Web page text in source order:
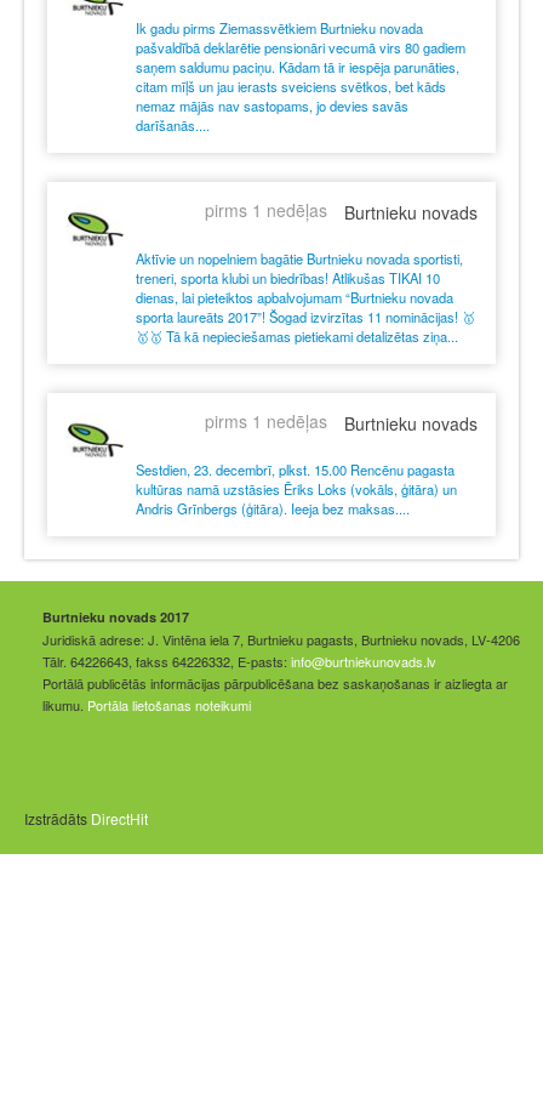
Ik gadu pirms Ziemassvētkiem Burtnieku novada
pašvaldībā deklarētie pensionāri vecumā virs 80 gadiem
saņem saldumu paciņu. Kādam tā ir iespēja parunāties,
citam mīļš un jau ierasts sveiciens svētkos, bet kāds
nemaz mājās nav sastopams, jo devies savās
darīšanās....
Burtnieku novads
pirms 1 nedēļas
Aktīvie un nopelniem bagātie Burtnieku novada sportisti,
treneri, sporta klubi un biedrības! Atlikušas TIKAI 10
dienas, lai pieteiktos apbalvojumam “Burtnieku novada
sporta laureāts 2017”! Šogad izvirzītas 11 nominācijas! 🥇
🥇🥇 Tā kā nepieciešamas pietiekami detalizētas ziņa...
Burtnieku novads
pirms 1 nedēļas
Sestdien, 23. decembrī, plkst. 15.00 Rencēnu pagasta
kultūras namā uzstāsies Ēriks Loks (vokāls, ģitāra) un
Andris Grīnbergs (ģitāra). Ieeja bez maksas....
Burtnieku novads 2017
Juridiskā adrese: J. Vintēna iela 7, Burtnieku pagasts, Burtnieku novads, LV-4206
Tālr. 64226643, fakss 64226332, E-pasts: info@burtniekunovads.lv
Portālā publicētās informācijas pārpublicēšana bez saskaņošanas ir aizliegta ar
likumu. Portāla lietošanas noteikumi
Izstrādāts DirectHit